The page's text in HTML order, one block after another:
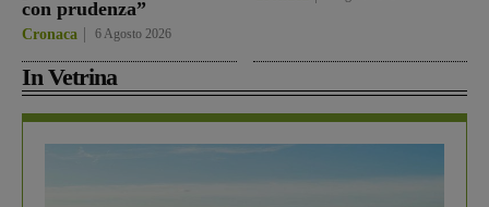
con prudenza”
Cronaca 6 Agosto 2026
In Vetrina